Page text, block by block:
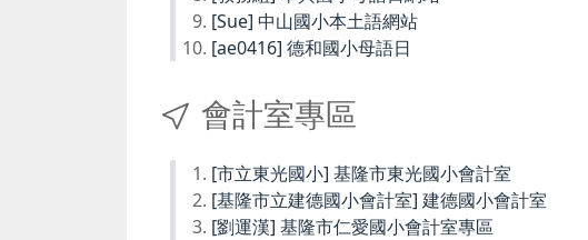
[Sue] 中山國小本土語網站
[ae0416] 德和國小母語日
會計室專區
[市立東光國小] 基隆市東光國小會計室
[基隆市立建德國小會計室] 建德國小會計室
[劉運漢] 基隆市仁愛國小會計室專區